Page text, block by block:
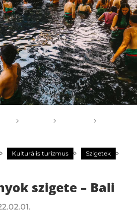
Kulturális turizmus
Szigetek
szigete – Bali